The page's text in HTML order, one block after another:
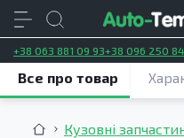
+38 063 881 09 93+38 096 250
Кузовні
Все про товар